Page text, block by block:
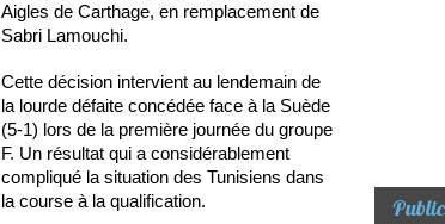
Aigles de Carthage, en remplacement de
Sabri Lamouchi.
Cette décision intervient au lendemain de
la lourde défaite concédée face à la Suède
(5-1) lors de la première journée du groupe
F. Un résultat qui a considérablement
compliqué la situation des Tunisiens dans
la course à la qualification.